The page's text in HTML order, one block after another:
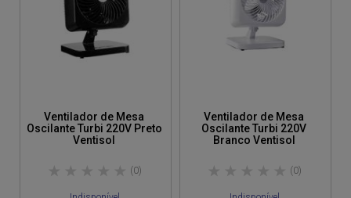
Ventilador de Mesa
Oscilante Turbi 220V Preto
Ventisol
(0)
Ventilador de Mesa
Oscilante Turbi 220V
Branco Ventisol
(0)